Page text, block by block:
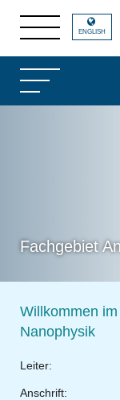
Fachgebiet
ENGLISH
Willkommen
Nanophysik
Anschrift: